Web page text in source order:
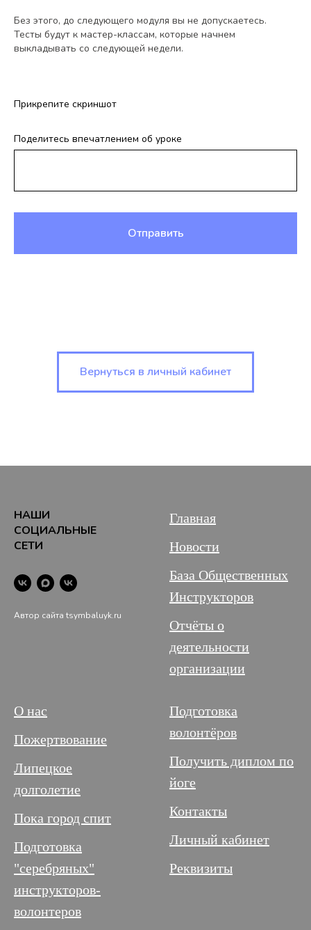
Без этого, до следующего модуля вы не допускаетесь.
Тесты будут к мастер-классам, которые начнем
выкладывать со следующей недели.
Прикрепите скриншот
Поделитесь впечатлением об уроке
Отправить
Вернуться в личный кабинет
НАШИ
СОЦИАЛЬНЫЕ
СЕТИ
Автор сайта tsymbaluyk.ru
Главная
Новости
База Общественных
Инструкторов
Отчёты о
деятельности
организации
О нас
Пожертвование
Липецкое
долголетие
Пока город спит
Подготовка
"серебряных"
инструкторов-
волонтеров
Подготовка
волонтёров
Получить диплом по
йоге
Контакты
Личный кабинет
Реквизиты